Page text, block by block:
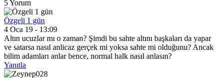
5 Yorum
Özgeli 1 gün
4 Oca 19 - 13:09
Altın ucuzlar mı o zaman? Şimdi bu sahte altını başkaları da yapar
ve satarsa nasıl anlicaz gerçek mi yoksa sahte mi olduğunu? Ancak
bilim adamları anlar bence, normal halk nasıl anlasın?
Yanıtla